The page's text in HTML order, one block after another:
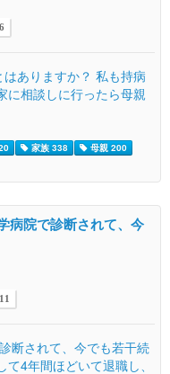
ありますか？ 私も持病
に相談しに行ったら母親
家族 338
母親 200
病院で診断されて、今
断されて、今でも若干続
4年間ほどいて退職し、